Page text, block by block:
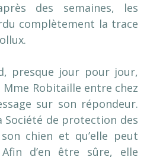
des semaines, les
complètement la trace
presque jour pour jour,
Robitaille entre chez
sur son répondeur.
Société de protection des
chien et qu’elle peut
d’en être sûre, elle